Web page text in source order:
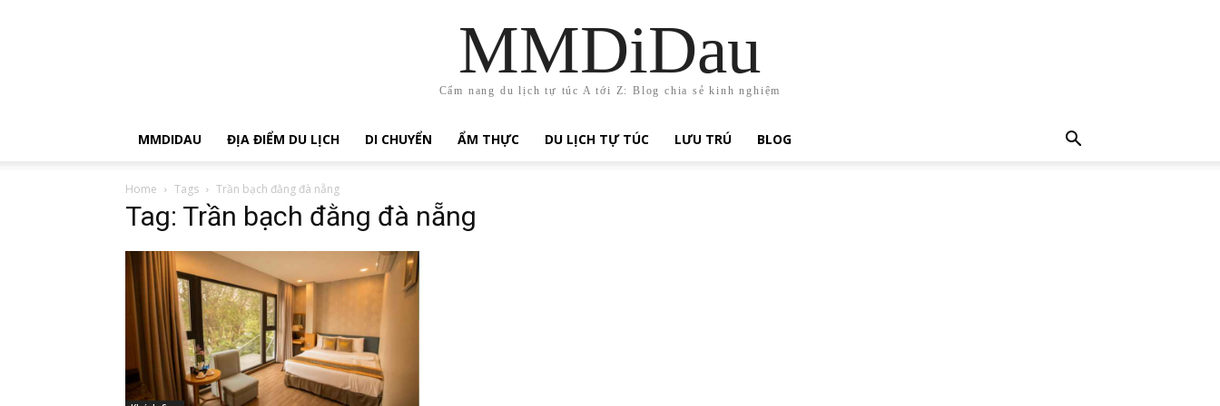
MMDiDau
Cẩm nang du lịch tự túc A tới Z: Blog chia sẻ kinh nghiệm
MMDIDAU ĐỊA ĐIỂM DU LỊCH DI CHUYỂN ẨM THỰC DU LỊCH TỰ TÚC LƯU TRÚ BLOG
Home Tags Trần bạch đằng đà nẵng
Tag: Trần bạch đằng đà nẵng